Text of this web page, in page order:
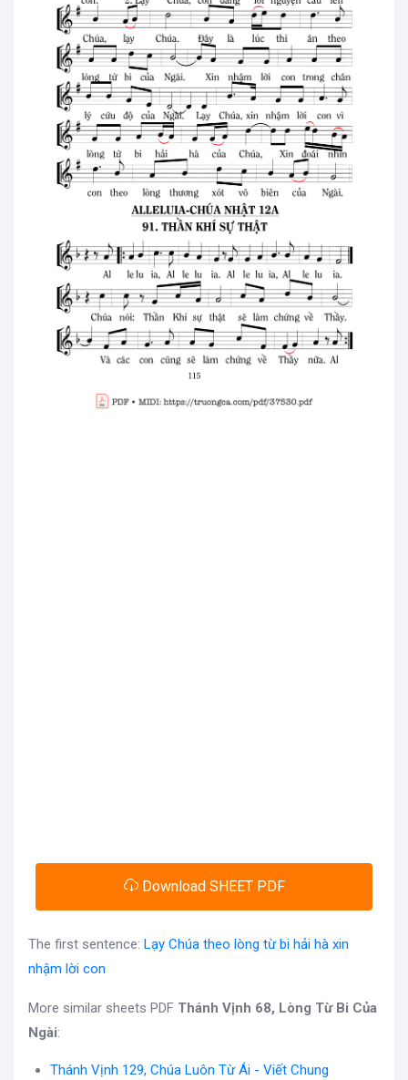
Download SHEET PDF
The first sentence: Lạy Chúa theo lòng từ bi hải hà xin
nhậm lời con
More similar sheets PDF Thánh Vịnh 68, Lòng Từ Bi Của
Ngài:
Thánh Vịnh 129, Chúa Luôn Từ Ái - Viết Chung